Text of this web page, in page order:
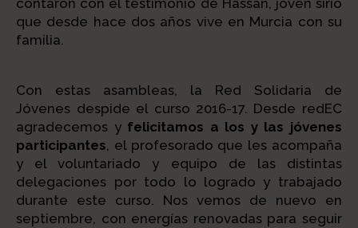
contaron con el testimonio de Hassan, joven sirio
que desde hace dos años vive en Murcia con su
familia.
Con estas asambleas, la Red Solidaria de
Jóvenes despide el curso 2016-17. Desde redEC
agradecemos y felicitamos a los y las jóvenes
participantes, el profesorado que les acompaña
y el voluntariado y equipo de las distintas
delegaciones por todo lo logrado y trabajado
durante este curso. Nos vemos de nuevo en
septiembre, con energías renovadas para seguir